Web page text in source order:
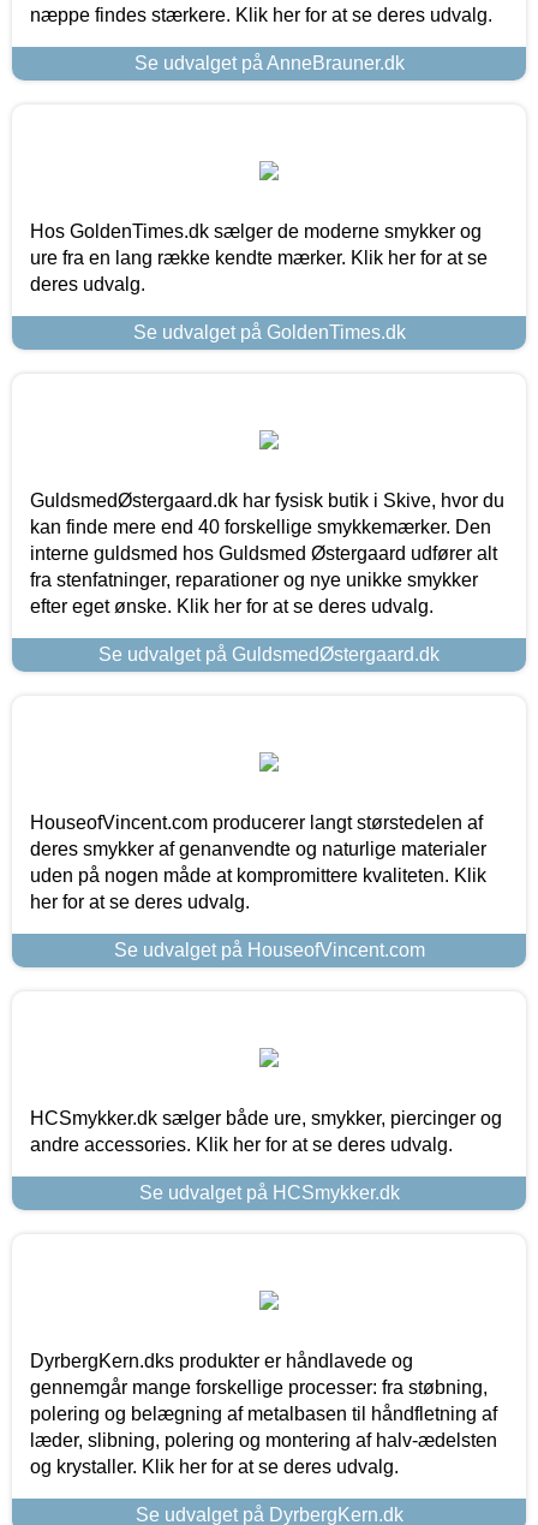
næppe findes stærkere. Klik her for at se deres udvalg.
Se udvalget på AnneBrauner.dk
Hos GoldenTimes.dk sælger de moderne smykker og
ure fra en lang række kendte mærker. Klik her for at se
deres udvalg.
Se udvalget på GoldenTimes.dk
GuldsmedØstergaard.dk har fysisk butik i Skive, hvor du
kan finde mere end 40 forskellige smykkemærker. Den
interne guldsmed hos Guldsmed Østergaard udfører alt
fra stenfatninger, reparationer og nye unikke smykker
efter eget ønske. Klik her for at se deres udvalg.
Se udvalget på GuldsmedØstergaard.dk
HouseofVincent.com producerer langt størstedelen af
deres smykker af genanvendte og naturlige materialer
uden på nogen måde at kompromittere kvaliteten. Klik
her for at se deres udvalg.
Se udvalget på HouseofVincent.com
HCSmykker.dk sælger både ure, smykker, piercinger og
andre accessories. Klik her for at se deres udvalg.
Se udvalget på HCSmykker.dk
DyrbergKern.dks produkter er håndlavede og
gennemgår mange forskellige processer: fra støbning,
polering og belægning af metalbasen til håndfletning af
læder, slibning, polering og montering af halv-ædelsten
og krystaller. Klik her for at se deres udvalg.
Se udvalget på DyrbergKern.dk